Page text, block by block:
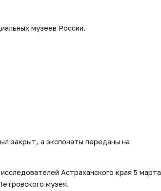
музеев России.
закрыт, а экспонаты переданы на
Астраханского края 5 марта
музея.